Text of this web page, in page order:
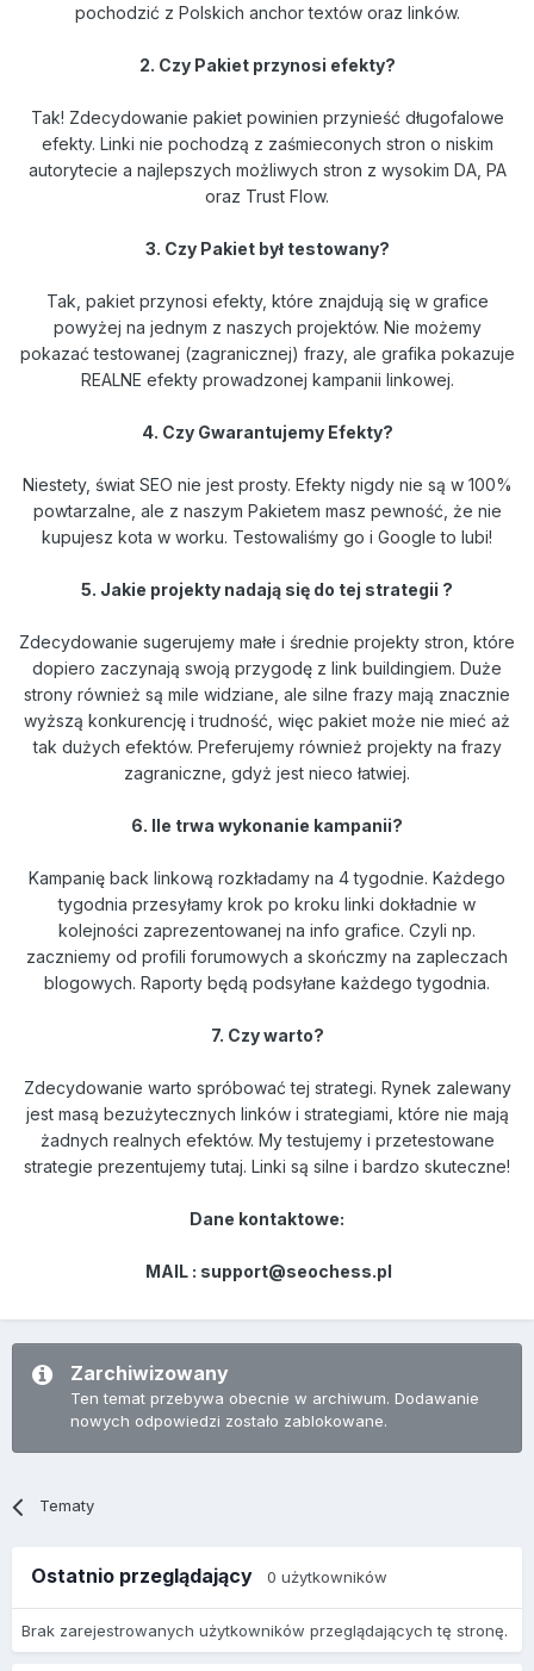
pochodzić z Polskich anchor textów oraz linków.
2. Czy Pakiet przynosi efekty?
Tak! Zdecydowanie pakiet powinien przynieść długofalowe
efekty. Linki nie pochodzą z zaśmieconych stron o niskim
autorytecie a najlepszych możliwych stron z wysokim DA, PA
oraz Trust Flow.
3. Czy Pakiet był testowany?
Tak, pakiet przynosi efekty, które znajdują się w grafice
powyżej na jednym z naszych projektów. Nie możemy
pokazać testowanej (zagranicznej) frazy, ale grafika pokazuje
REALNE efekty prowadzonej kampanii linkowej.
4. Czy Gwarantujemy Efekty?
Niestety, świat SEO nie jest prosty. Efekty nigdy nie są w 100%
powtarzalne, ale z naszym Pakietem masz pewność, że nie
kupujesz kota w worku. Testowaliśmy go i Google to lubi!
5. Jakie projekty nadają się do tej strategii ?
Zdecydowanie sugerujemy małe i średnie projekty stron, które
dopiero zaczynają swoją przygodę z link buildingiem. Duże
strony również są mile widziane, ale silne frazy mają znacznie
wyższą konkurencję i trudność, więc pakiet może nie mieć aż
tak dużych efektów. Preferujemy również projekty na frazy
zagraniczne, gdyż jest nieco łatwiej.
6. Ile trwa wykonanie kampanii?
Kampanię back linkową rozkładamy na 4 tygodnie. Każdego
tygodnia przesyłamy krok po kroku linki dokładnie w
kolejności zaprezentowanej na info grafice. Czyli np.
zaczniemy od profili forumowych a skończmy na zapleczach
blogowych. Raporty będą podsyłane każdego tygodnia.
7. Czy warto?
Zdecydowanie warto spróbować tej strategi. Rynek zalewany
jest masą bezużytecznych linków i strategiami, które nie mają
żadnych realnych efektów. My testujemy i przetestowane
strategie prezentujemy tutaj. Linki są silne i bardzo skuteczne!
Dane kontaktowe:
MAIL : support@seochess.pl
Zarchiwizowany
Ten temat przebywa obecnie w archiwum. Dodawanie
nowych odpowiedzi zostało zablokowane.
Tematy
Ostatnio przeglądający 0 użytkowników
Brak zarejestrowanych użytkowników przeglądających tę stronę.